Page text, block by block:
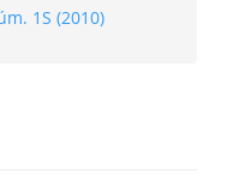
1S (2010)